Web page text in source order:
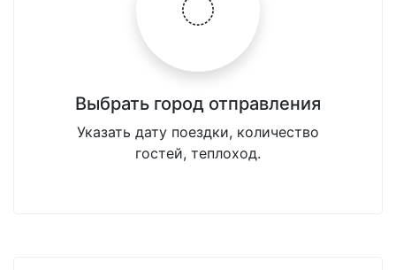
Выбрать город отправления
Указать дату поездки, количество
гостей, теплоход.